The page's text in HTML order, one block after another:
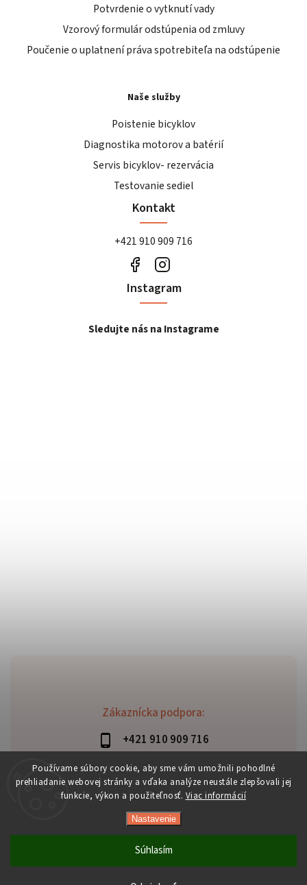
Používame súbory cookie, aby sme vám umožnili pohodlné
prehliadanie webovej stránky a vďaka analýze neustále zlepšovali jej
funkcie, výkon a použiteľnosť. Viac informácií
Nastavenie
Súhlasím
Zákaznícka podpora:
+421 910 909 716
lubomir.haraus@alterbike.sk
Potvrdenie o vytknutí vady
Vzorový formulár odstúpenia od zmluvy
Poučenie o uplatnení práva spotrebiteľa na odstúpenie
Naše služby
Poistenie bicyklov
Diagnostika motorov a batérií
Servis bicyklov- rezervácia
Testovanie sediel
Kontakt
+421 910 909 716
Instagram
Sledujte nás na Instagrame
Copyright 2026
Shoptet | Design